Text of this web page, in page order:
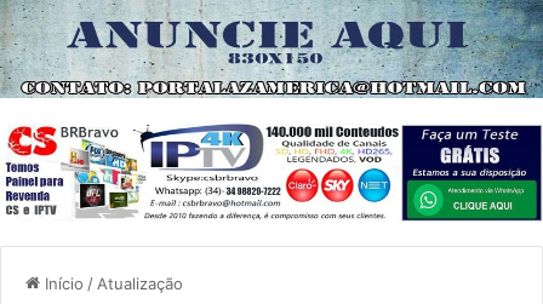
Início / Atualização